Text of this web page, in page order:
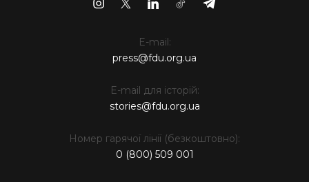
E-mail:
press@fdu.org.ua
E-mail для історій:
stories@fdu.org.ua
Номер гарячої лінії (безкоштовно):
0 (800) 509 001